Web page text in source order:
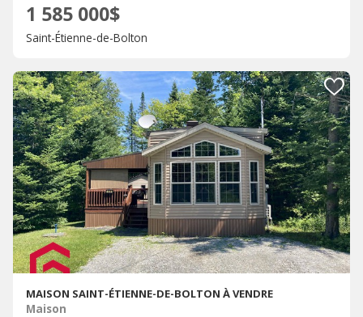
1 585 000$
Saint-Étienne-de-Bolton
MAISON SAINT-ÉTIENNE-DE-BOLTON À VENDRE
Maison